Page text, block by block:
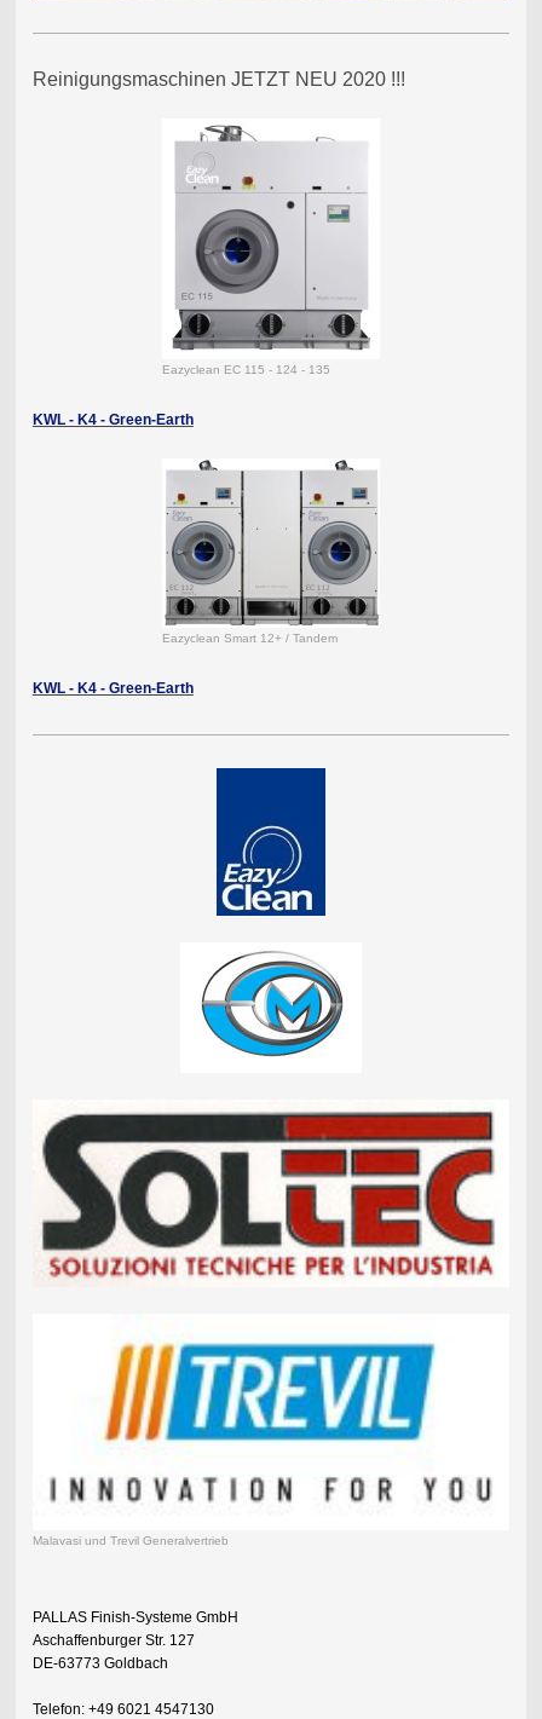
Reinigungsmaschinen JETZT NEU 2020 !!!
Eazyclean EC 115 - 124 - 135
KWL - K4 - Green-Earth
Eazyclean Smart 12+ / Tandem
KWL - K4 - Green-Earth
Malavasi und Trevil Generalvertrieb
PALLAS Finish-Systeme GmbH
Aschaffenburger Str. 127
DE-63773 Goldbach
Telefon: +49 6021 4547130